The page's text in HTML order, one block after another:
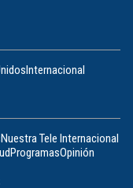
Internacional
Nuestra Tele Internacional
ProgramasOpinión